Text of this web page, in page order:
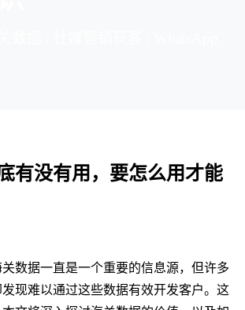
有没有用，要怎么用才能
数据一直是一个重要的信息源，但许多
现难以通过这些数据有效开发客户。这